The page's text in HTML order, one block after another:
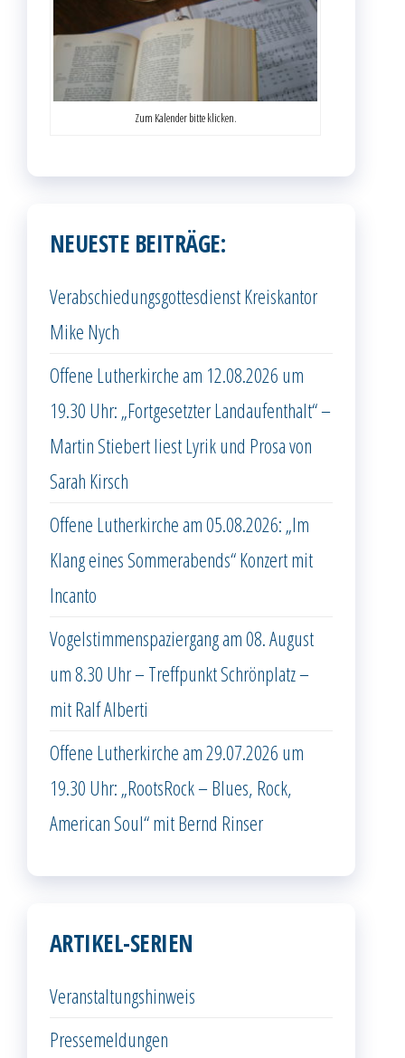
Zum Kalender bitte klicken.
NEUESTE BEITRÄGE:
Verabschiedungsgottesdienst Kreiskantor
Mike Nych
Offene Lutherkirche am 12.08.2026 um
19.30 Uhr: „Fortgesetzter Landaufenthalt“ –
Martin Stiebert liest Lyrik und Prosa von
Sarah Kirsch
Offene Lutherkirche am 05.08.2026: „Im
Klang eines Sommerabends“ Konzert mit
Incanto
Vogelstimmenspaziergang am 08. August
um 8.30 Uhr – Treffpunkt Schrönplatz –
mit Ralf Alberti
Offene Lutherkirche am 29.07.2026 um
19.30 Uhr: „RootsRock – Blues, Rock,
American Soul“ mit Bernd Rinser
ARTIKEL-SERIEN
Veranstaltungshinweis
Pressemeldungen